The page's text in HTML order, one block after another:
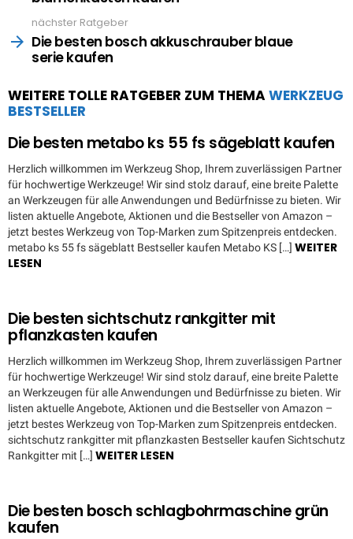
nächster Ratgeber
Die besten bosch akkuschrauber blaue
serie kaufen
WEITERE TOLLE RATGEBER ZUM THEMAWERKZEUG
BESTSELLER
Die besten metabo ks 55 fs sägeblatt kaufen
Herzlich willkommen im Werkzeug Shop, Ihrem zuverlässigen Partner
für hochwertige Werkzeuge! Wir sind stolz darauf, eine breite Palette
an Werkzeugen für alle Anwendungen und Bedürfnisse zu bieten. Wir
listen aktuelle Angebote, Aktionen und die Bestseller von Amazon –
jetzt bestes Werkzeug von Top-Marken zum Spitzenpreis entdecken.
metabo ks 55 fs sägeblatt Bestseller kaufen Metabo KS […] WEITER
LESEN
Die besten sichtschutz rankgitter mit
pflanzkasten kaufen
Herzlich willkommen im Werkzeug Shop, Ihrem zuverlässigen Partner
für hochwertige Werkzeuge! Wir sind stolz darauf, eine breite Palette
an Werkzeugen für alle Anwendungen und Bedürfnisse zu bieten. Wir
listen aktuelle Angebote, Aktionen und die Bestseller von Amazon –
jetzt bestes Werkzeug von Top-Marken zum Spitzenpreis entdecken.
sichtschutz rankgitter mit pflanzkasten Bestseller kaufen Sichtschutz
Rankgitter mit […] WEITER LESEN
Die besten bosch schlagbohrmaschine grün
kaufen